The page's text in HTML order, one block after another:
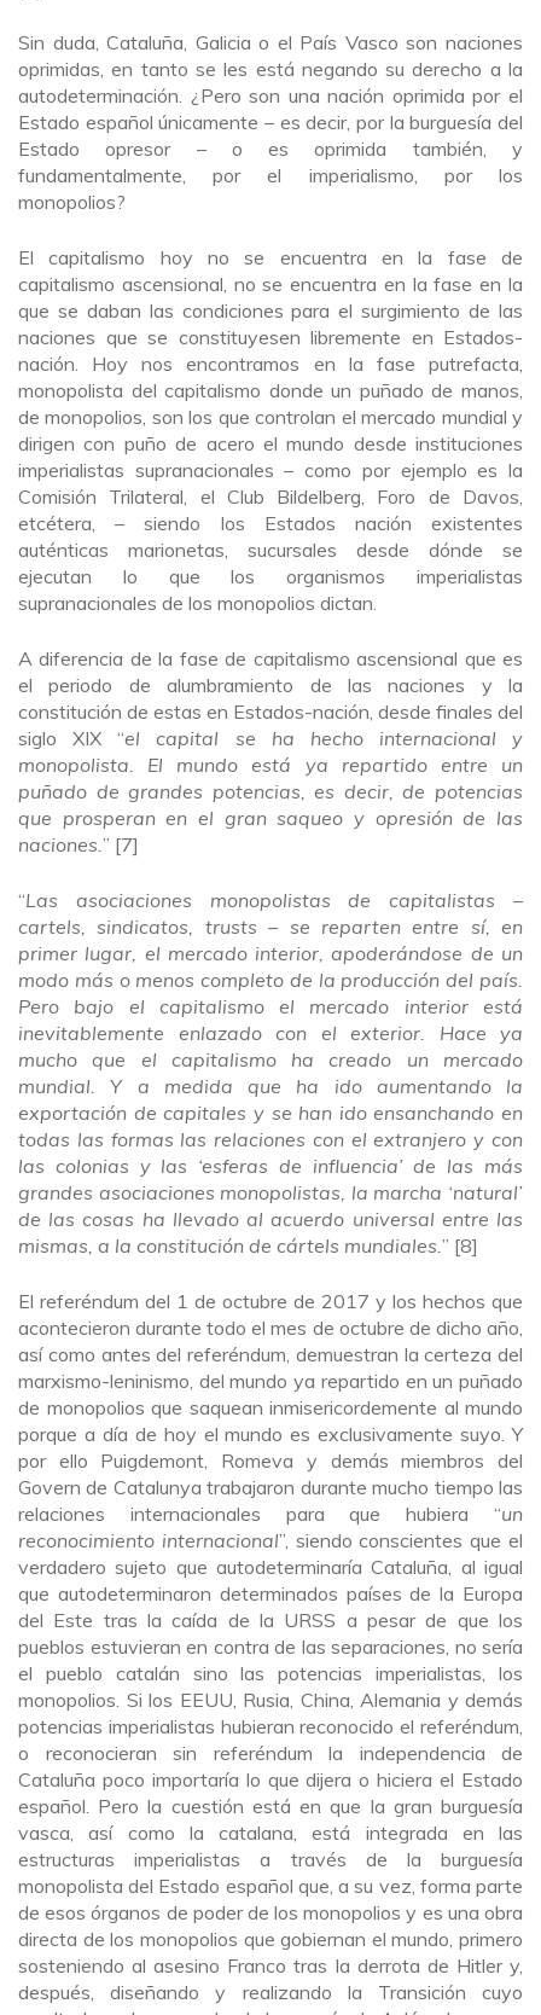
Sin duda, Cataluña, Galicia o el País Vasco son naciones
oprimidas, en tanto se les está negando su derecho a la
autodeterminación. ¿Pero son una nación oprimida por el
Estado español únicamente – es decir, por la burguesía del
Estado opresor – o es oprimida también, y
fundamentalmente, por el imperialismo, por los
monopolios?
El capitalismo hoy no se encuentra en la fase de
capitalismo ascensional, no se encuentra en la fase en la
que se daban las condiciones para el surgimiento de las
naciones que se constituyesen libremente en Estados-
nación. Hoy nos encontramos en la fase putrefacta,
monopolista del capitalismo donde un puñado de manos,
de monopolios, son los que controlan el mercado mundial y
dirigen con puño de acero el mundo desde instituciones
imperialistas supranacionales – como por ejemplo es la
Comisión Trilateral, el Club Bildelberg, Foro de Davos,
etcétera, – siendo los Estados nación existentes
auténticas marionetas, sucursales desde dónde se
ejecutan lo que los organismos imperialistas
supranacionales de los monopolios dictan.
A diferencia de la fase de capitalismo ascensional que es
el periodo de alumbramiento de las naciones y la
constitución de estas en Estados-nación, desde finales del
siglo XIX “el capital se ha hecho internacional y
monopolista. El mundo está ya repartido entre un
puñado de grandes potencias, es decir, de potencias
que prosperan en el gran saqueo y opresión de las
naciones. ” [7]
“Las asociaciones monopolistas de capitalistas –
cartels, sindicatos, trusts – se reparten entre sí, en
primer lugar, el mercado interior, apoderándose de un
modo más o menos completo de la producción del país.
Pero bajo el capitalismo el mercado interior está
inevitablemente enlazado con el exterior. Hace ya
mucho que el capitalismo ha creado un mercado
mundial. Y a medida que ha ido aumentando la
exportación de capitales y se han ido ensanchando en
todas las formas las relaciones con el extranjero y con
las colonias y las ‘esferas de influencia’ de las más
grandes asociaciones monopolistas, la marcha ‘natural’
de las cosas ha llevado al acuerdo universal entre las
mismas, a la constitución de cártels mundiales. ” [8]
El referéndum del 1 de octubre de 2017 y los hechos que
acontecieron durante todo el mes de octubre de dicho año,
así como antes del referéndum, demuestran la certeza del
marxismo-leninismo, del mundo ya repartido en un puñado
de monopolios que saquean inmisericordemente al mundo
porque a día de hoy el mundo es exclusivamente suyo. Y
por ello Puigdemont, Romeva y demás miembros del
Govern de Catalunya trabajaron durante mucho tiempo las
relaciones internacionales para que hubiera “un
reconocimiento internacional”, siendo conscientes que el
verdadero sujeto que autodeterminaría Cataluña, al igual
que autodeterminaron determinados países de la Europa
del Este tras la caída de la URSS a pesar de que los
pueblos estuvieran en contra de las separaciones, no sería
el pueblo catalán sino las potencias imperialistas, los
monopolios. Si los EEUU, Rusia, China, Alemania y demás
potencias imperialistas hubieran reconocido el referéndum,
o reconocieran sin referéndum la independencia de
Cataluña poco importaría lo que dijera o hiciera el Estado
español. Pero la cuestión está en que la gran burguesía
vasca, así como la catalana, está integrada en las
estructuras imperialistas a través de la burguesía
monopolista del Estado español que, a su vez, forma parte
de esos órganos de poder de los monopolios y es una obra
directa de los monopolios que gobiernan el mundo, primero
sosteniendo al asesino Franco tras la derrota de Hitler y,
después, diseñando y realizando la Transición cuyo